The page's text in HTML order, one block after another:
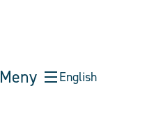
Meny English